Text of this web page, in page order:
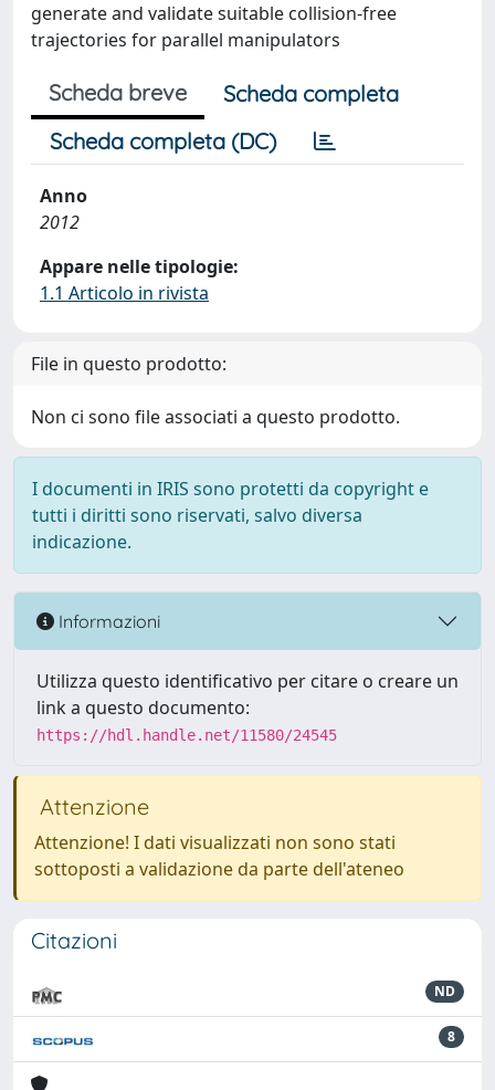
generate and validate suitable collision-free
trajectories for parallel manipulators
Scheda breve
Scheda completa
Scheda completa (DC)
Anno
2012
Appare nelle tipologie:
1.1 Articolo in rivista
File in questo prodotto:
Non ci sono file associati a questo prodotto.
I documenti in IRIS sono protetti da copyright e
tutti i diritti sono riservati, salvo diversa
indicazione.
Informazioni
Utilizza questo identificativo per citare o creare un
link a questo documento:
https://hdl.handle.net/11580/24545
Attenzione
Attenzione! I dati visualizzati non sono stati
sottoposti a validazione da parte dell'ateneo
Citazioni
ND
8